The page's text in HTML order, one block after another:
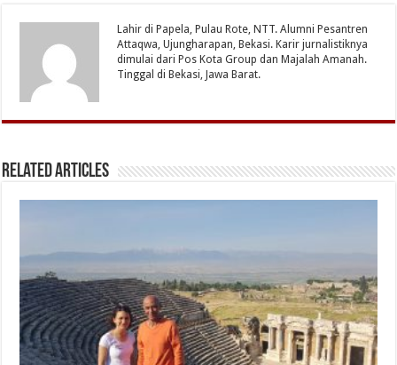
Lahir di Papela, Pulau Rote, NTT. Alumni Pesantren
Attaqwa, Ujungharapan, Bekasi. Karir jurnalistiknya
dimulai dari Pos Kota Group dan Majalah Amanah.
Tinggal di Bekasi, Jawa Barat.
Related Articles